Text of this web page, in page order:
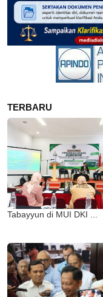
TERBARU
Tabayyun di MUI DKI ...